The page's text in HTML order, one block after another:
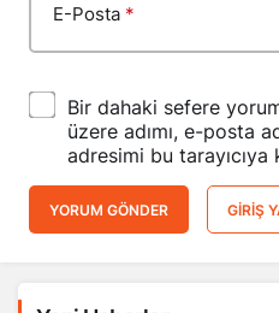
E-Posta *
Bir dahaki sefere
üzere adımı, e-posta
adresimi bu tarayıcıya
YORUM GÖNDER GIRIŞ